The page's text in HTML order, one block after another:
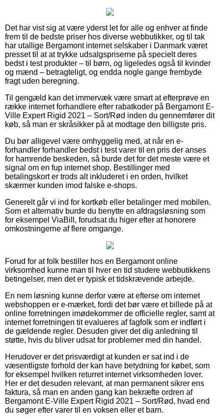
Det har vist sig at være yderst let for alle og enhver at finde
frem til de bedste priser hos diverse webbutikker, og til tak
har utallige Bergamont internet selskaber i Danmark været
presset til at at trykke udsalgspriserne på specielt deres
bedst i test produkter – til børn, og ligeledes også til kvinder
og mænd – betragteligt, og endda nogle gange frembyde
fragt uden beregning.
Til gengæld kan det immervæk være smart at efterprøve en
række internet forhandlere efter rabatkoder på Bergamont E-
Ville Expert Rigid 2021 – Sort/Rød inden du gennemfører dit
køb, så man er skråsikker på at modtage den billigste pris.
Du bør alligevel være omhyggelig med, at når en e-
forhandler forhandler bedst i test varer til en pris der anses
for hamrende beskeden, så burde det for det meste være et
signal om en fup internet shop. Bestillinger med
betalingskort er trods alt inkluderet i en orden, hvilket
skærmer kunden imod falske e-shops.
Generelt går vi ind for kortkøb eller betalinger med mobilen.
Som et alternativ burde du benytte en afdragsløsning som
for eksempel ViaBill, forudsat du higer efter at honorere
omkostningerne af flere omgange.
Forud for at folk bestiller hos en Bergamont online
virksomhed kunne man til hver en tid studere webbutikkens
betingelser, men det er typisk et tidskrævende arbejde.
En nem løsning kunne derfor være at efterse om internet
webshoppen er e-mærket, fordi det bør være et billede på at
online forretningen imødekommer de officielle regler, samt at
internet forretningen tit evalueres af fagfolk som er indført i
de gældende regler. Desuden giver det dig anledning til
støtte, hvis du bliver udsat for problemer med din handel.
Herudover er det prisværdigt at kunden er sat ind i de
væsentligste forhold der kan have betydning for købet, som
for eksempel hvilken returret internet virksomheden lover.
Her er det desuden relevant, at man permanent sikrer ens
faktura, så man en anden gang kan bekræfte ordren af
Bergamont E-Ville Expert Rigid 2021 – Sort/Rød, hvad end
du søger efter varer til en voksen eller et barn.